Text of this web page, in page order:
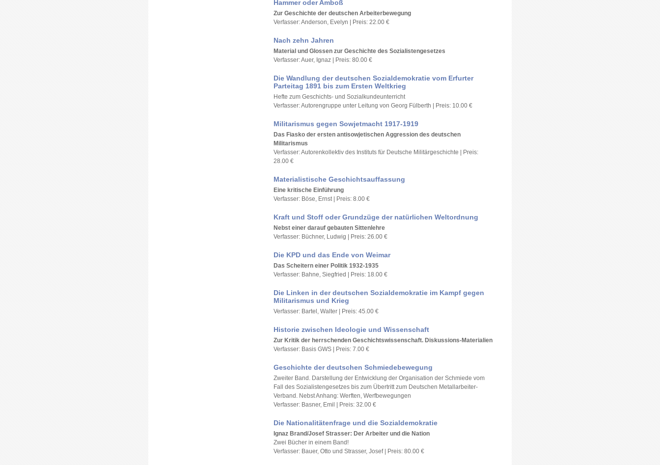
Hammer oder Amboß
Zur Geschichte der deutschen Arbeiterbewegung
Verfasser: Anderson, Evelyn | Preis: 22.00 €
Nach zehn Jahren
Material und Glossen zur Geschichte des Sozialistengesetzes
Verfasser: Auer, Ignaz | Preis: 80.00 €
Die Wandlung der deutschen Sozialdemokratie vom Erfurter
Parteitag 1891 bis zum Ersten Weltkrieg
Hefte zum Geschichts- und Sozialkundeunterricht
Verfasser: Autorengruppe unter Leitung von Georg Fülberth | Preis: 10.00 €
Militarismus gegen Sowjetmacht 1917-1919
Das Fiasko der ersten antisowjetischen Aggression des deutschen
Militarismus
Verfasser: Autorenkollektiv des Instituts für Deutsche Militärgeschichte | Preis:
28.00 €
Materialistische Geschichtsauffassung
Eine kritische Einführung
Verfasser: Böse, Ernst | Preis: 8.00 €
Kraft und Stoff oder Grundzüge der natürlichen Weltordnung
Nebst einer darauf gebauten Sittenlehre
Verfasser: Büchner, Ludwig | Preis: 26.00 €
Die KPD und das Ende von Weimar
Das Scheitern einer Politik 1932-1935
Verfasser: Bahne, Siegfried | Preis: 18.00 €
Die Linken in der deutschen Sozialdemokratie im Kampf gegen
Militarismus und Krieg
Verfasser: Bartel, Walter | Preis: 45.00 €
Historie zwischen Ideologie und Wissenschaft
Zur Kritik der herrschenden Geschichtswissenschaft. Diskussions-Materialien
Verfasser: Basis GWS | Preis: 7.00 €
Geschichte der deutschen Schmiedebewegung
Zweiter Band. Darstellung der Entwicklung der Organisation der Schmiede vom
Fall des Sozialistengesetzes bis zum Übertritt zum Deutschen Metallarbeiter-
Verband. Nebst Anhang: Werften, Werfbewegungen
Verfasser: Basner, Emil | Preis: 32.00 €
Die Nationalitätenfrage und die Sozialdemokratie
Ignaz Brand/Josef Strasser: Der Arbeiter und die Nation
Zwei Bücher in einem Band!
Verfasser: Bauer, Otto und Strasser, Josef | Preis: 80.00 €